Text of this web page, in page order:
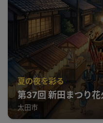
夏の夜を彩る
第37回 新田まつり花
太田市